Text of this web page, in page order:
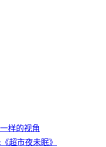
样的视角
超市夜未眠》